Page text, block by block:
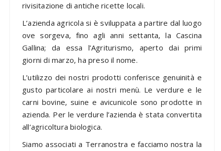
rivisitazione di antiche ricette locali.
L’azienda agricola si è sviluppata a partire dal luogo
ove sorgeva, fino agli anni settanta, la Cascina
Gallina; da essa l’Agriturismo, aperto dai primi
giorni di marzo, ha preso il nome.
L’utilizzo dei nostri prodotti conferisce genuinità e
gusto particolare ai nostri menù. Le verdure e le
carni bovine, suine e avicunicole sono prodotte in
azienda. Per le verdure l’azienda è stata convertita
all’agricoltura biologica.
Siamo associati a Terranostra e facciamo nostra la